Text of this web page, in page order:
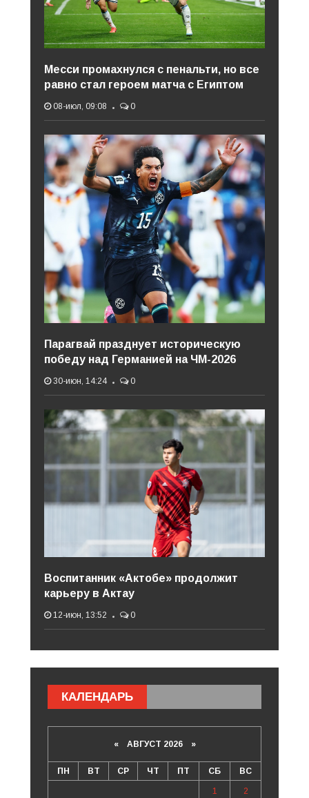
Месси промахнулся с пенальти, но все
равно стал героем матча с Египтом
08-июл, 09:08 0
Парагвай празднует историческую
победу над Германией на ЧМ-2026
30-июн, 14:24 0
Воспитанник «Актобе» продолжит
карьеру в Актау
12-июн, 13:52 0
КАЛЕНДАРЬ
«АВГУСТ 2026 »
ПН ВТ СР ЧТ ПТ СБ ВС
1 2